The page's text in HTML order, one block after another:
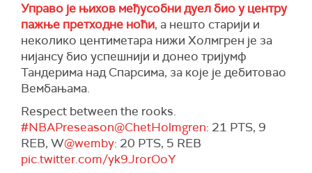
Управо је њихов међусобни дуел био у центру
пажње претходне ноћи, а нешто старији и
неколико центиметара нижи Холмгрен је за
нијансу био успешнији и донео тријумф
Тандерима над Спарсима, за које је дебитовао
Вембањама.
Respect between the rooks.
#NBAPreseason@ChetHolmgren: 21 PTS, 9
REB, W@wemby: 20 PTS, 5 REB
pic.twitter.com/yk9JrorOoY